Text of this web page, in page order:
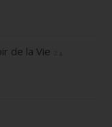
de la Vie